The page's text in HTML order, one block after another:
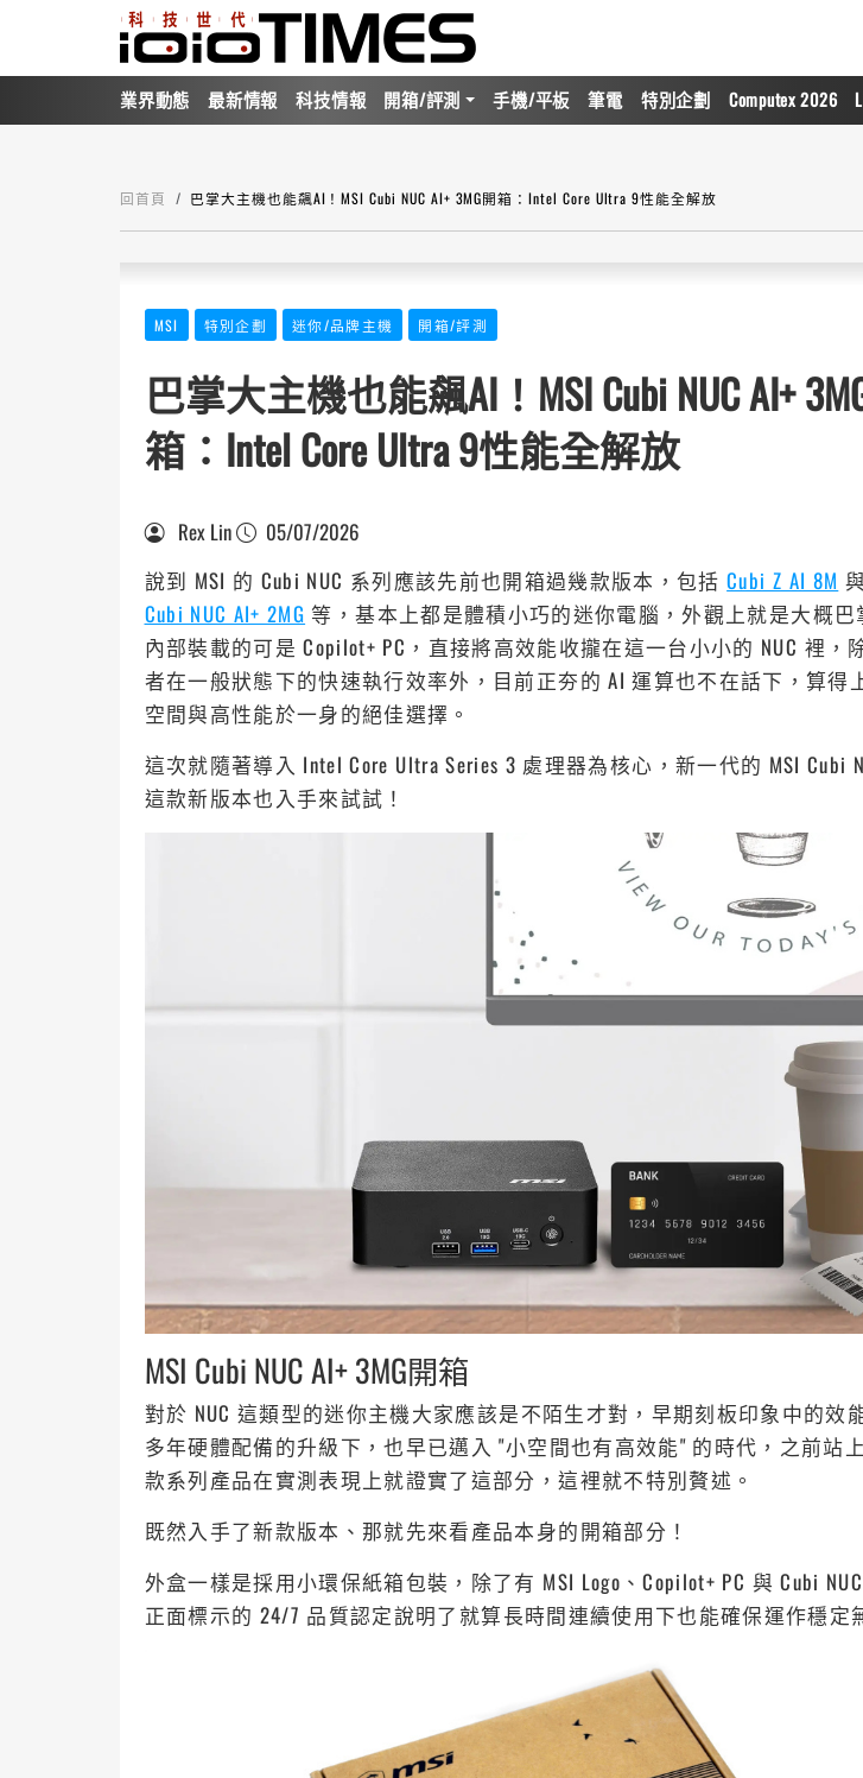
業界動態 最新情報 科技情報 開箱/評測 手機/平板 筆電 特別企劃 Computex 2026
回首頁 巴掌大主機也能飆AI！MSI Cubi NUC AI+ 3MG開箱：Intel Core Ultra 9性能全解放
MSI 特別企劃 迷你/品牌主機 開箱/評測
巴掌大主機也能飆AI！MSI Cubi NUC AI+
箱：Intel Core Ultra 9性能全解放
Rex Lin
05/07/2026
說到 MSI 的 Cubi NUC 系列應該先前也開箱過幾款版本，包括Cubi Z AI 8M
Cubi NUC AI+ 2MG 等，基本上都是體積小巧的迷你電腦，外觀上就是大概巴
內部裝載的可是 Copilot+ PC，直接將高效能收攏在這一台小小的 NUC 裡，
者在一般狀態下的快速執行效率外，目前正夯的 AI 運算也不在話下，算得
空間與高性能於一身的絕佳選擇。
這次就隨著導入 Intel Core Ultra Series 3 處理器為核心，新一代的 MSI Cubi
這款新版本也入手來試試！
MSI Cubi NUC AI+ 3MG開箱
對於 NUC 這類型的迷你主機大家應該是不陌生才對，早期刻板印象中的效
多年硬體配備的升級下，也早已邁入 "小空間也有高效能" 的時代，之前站
款系列產品在實測表現上就證實了這部分，這裡就不特別贅述。
既然入手了新款版本、那就先來看產品本身的開箱部分！
外盒一樣是採用小環保紙箱包裝，除了有 MSI Logo、Copilot+ PC 與 Cubi
正面標示的 24/7 品質認定說明了就算長時間連續使用下也能確保運作穩定